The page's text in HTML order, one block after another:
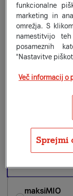
Neomejeno
Neomejeno GB
20 GB polne
23,8 GB v EU/
3 meseci
3 mesece
midiMIO
Neomejeno
31,2 GB v EU/
3 meseci
maksiMIO
funkcionalne
marketing in
omrežja. S
namestitvijo
posameznih
"Nastavitve
Več informacij o
Sprejmi